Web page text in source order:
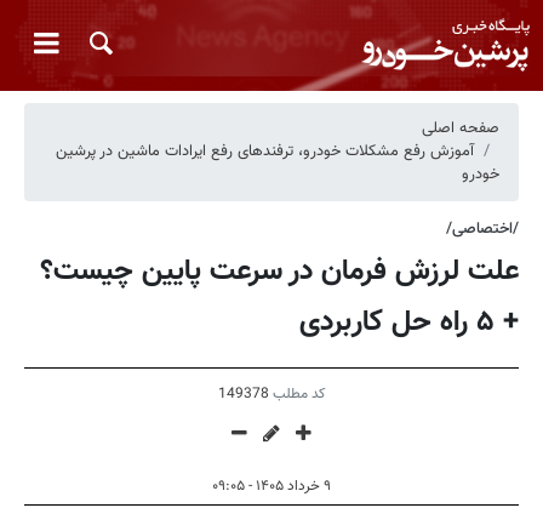
صفحه اصلی
آموزش رفع مشکلات خودرو، ترفندهای رفع ایرادات ماشین در پرشین
خودرو
/اختصاصی/
علت لرزش فرمان در سرعت پایین چیست؟
+ ۵ راه حل کاربردی
کد مطلب 149378
۹ خرداد ۱۴۰۵ - ۰۹:۰۵